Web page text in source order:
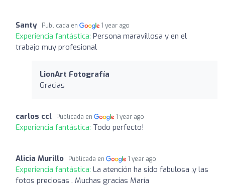
Santy Publicada en 1 year ago
Experiencia fantástica: Persona maravillosa y en el
trabajo muy profesional
LionArt Fotografía
Gracias
carlos ccl Publicada en 1 year ago
Experiencia fantástica: Todo perfecto!
Alicia Murillo Publicada en 1 year ago
Experiencia fantástica: La atención ha sido fabulosa ,y las
fotos preciosas . Muchas gracias María